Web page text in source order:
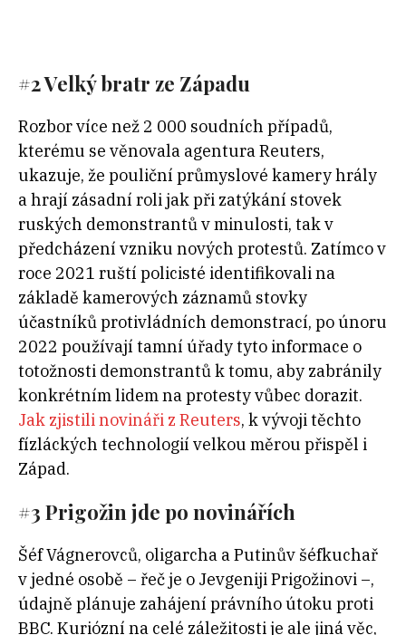
#2 Velký bratr ze Západu
Rozbor více než 2 000 soudních případů,
kterému se věnovala agentura Reuters,
ukazuje, že pouliční průmyslové kamery hrály
a hrají zásadní roli jak při zatýkání stovek
ruských demonstrantů v minulosti, tak v
předcházení vzniku nových protestů. Zatímco v
roce 2021 ruští policisté identifikovali na
základě kamerových záznamů stovky
účastníků protivládních demonstrací, po únoru
2022 používají tamní úřady tyto informace o
totožnosti demonstrantů k tomu, aby zabránily
konkrétním lidem na protesty vůbec dorazit.
Jak zjistili novináři z Reuters, k vývoji těchto
fízláckých technologií velkou měrou přispěl i
Západ.
#3 Prigožin jde po novinářích
Šéf Vágnerovců, oligarcha a Putinův šéfkuchař
v jedné osobě – řeč je o Jevgeniji Prigožinovi –,
údajně plánuje zahájení právního útoku proti
BBC. Kuriózní na celé záležitosti je ale jiná věc,